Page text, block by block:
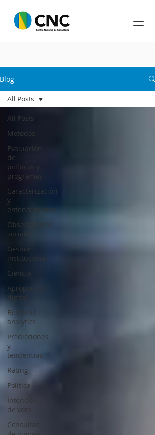
Blog
All Posts
Metodos
Evaluación
de
políticas y
programas
Caracterización
y
entendimiento
Observatorios
sociales
Gestión
institucional
Ciencia
Apropiación
digital
Business
analytics
Predicciones
y
tendencias
Rating
Política
Intención
de voto
Consultas
All Posts